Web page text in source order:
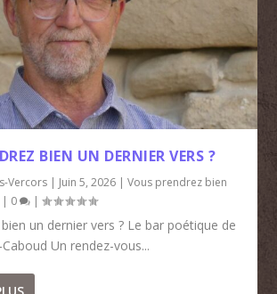
BIEN UN DERNIER VERS ?
Vercors | Juin 5, 2026 |Vous prendrez bien
| 0 |
un dernier vers ? Le bar poétique de
Un rendez-vous...